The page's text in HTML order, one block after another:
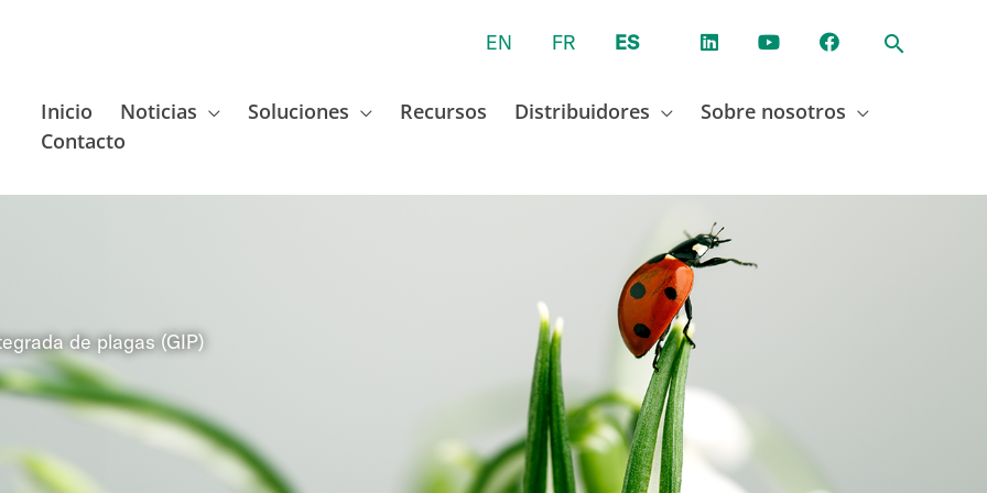
EN FR ES
Inicio Noticias Soluciones Recursos Distribuidores
Sobre nosotros
Contacto
de plagas (GIP)